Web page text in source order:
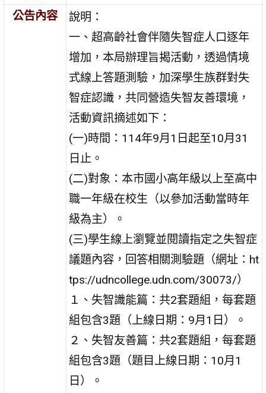
公告內容
說明：
一、超高齡社會伴隨失智症人口逐年
增加，本局辦理旨揭活動，透過情境
式線上答題測驗，加深學生族群對失
智症認識，共同營造失智友善環境，
活動資訊摘述如下：
(一)時間：114年9月1日起至10月31
日止。
(二)對象：本市國小高年級以上至高中
職一年級在校生（以參加活動當時年
級為主）。
(三)學生線上瀏覽並閱讀指定之失智症
議題內容，回答相關測驗題（網址：ht
tps://udncollege.udn.com/30073/）
１、失智識能篇：共2套題組，每套題
組包含3題（上線日期：9月1日）。
２、失智友善篇：共2套題組，每套題
組包含3題（題目上線日期：10月1
日）。